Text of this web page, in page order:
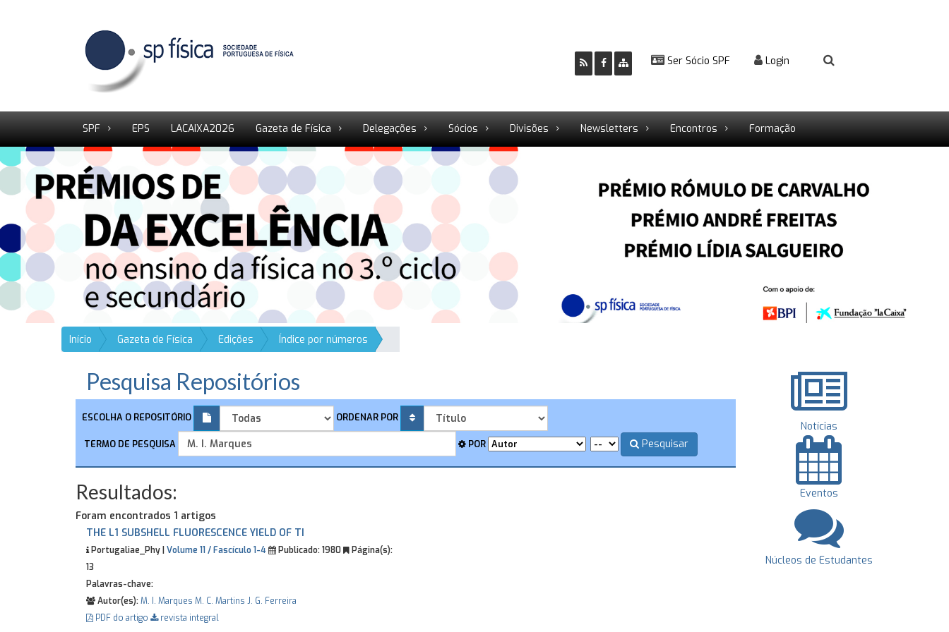
Ser Sócio SPF Login
SPF EPS LACAIXA2026 Gazeta de Física Delegações Sócios Divisões Newsletters Encontros Formação
Início Gazeta de Física Edições Índice por números
Pesquisa Repositórios
ESCOLHA O REPOSITÓRIO ORDENAR POR
TERMO DE PESQUISA POR Pesquisar
Resultados:
Foram encontrados 1 artigos
THE L1 SUBSHELL FLUORESCENCE YIELD OF TI
Portugaliae_Phy | Volume 11 / Fascículo 1-4 Publicado:1980
Página(s):
13
Palavras-chave:
Autor(es):M. I. Marques M. C. Martins J. G. Ferreira
PDF do artigo
revista integral
Notícias
Eventos
Núcleos de Estudantes